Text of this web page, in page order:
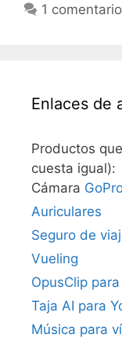
1 comentario
Enlaces de
Productos
cuesta igual):
Cámara
Auriculares
Seguro de
Vueling
OpusClip
Taja AI para
Música para